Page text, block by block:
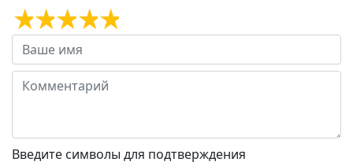
Введите символы для подтверждения